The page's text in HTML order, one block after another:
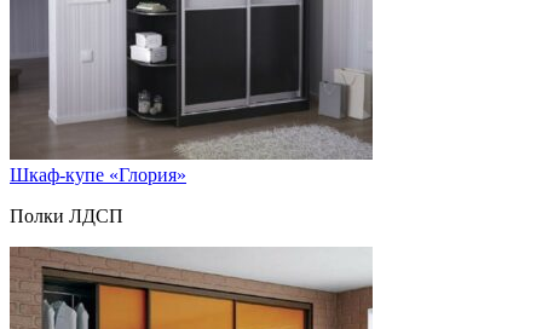
Шкаф-купе «Глория»
Полки ЛДСП